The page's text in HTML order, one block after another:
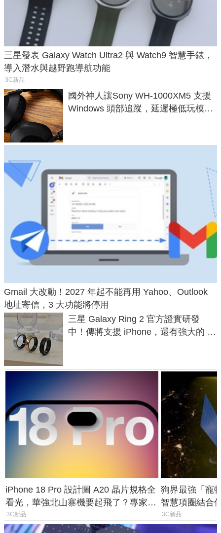
三星發表 Galaxy Watch Ultra2 與 Watch9 智慧手錶，
導入潛水與越野跑導航功能
3C新品
國外神人讓Sony WH-1000XM5 支援
Windows 頭部追蹤，延遲極低玩模擬
Gmail 大改動！2027 年起不能再用 Yahoo、Outlook
地址寄信，3 大功能將停用
三星 Galaxy Ring 2 官方證實研發
中！傳將支援 iPhone，還有強大的 AI
iPhone 18 Pro 設計圖 A20 晶片規格全
看光，華強北山寨機要起飛了？專家曝
山寨機無法復刻兩大關鍵
3C新品
狗界最強「寵
智慧項圈結合
谷也能精準找
3C新品